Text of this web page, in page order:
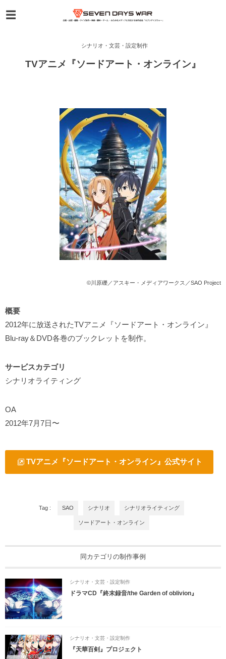
シナリオ・文芸・設定制作
TVアニメ『ソードアート・オンライン』
©川原礫／アスキー・メディアワークス／SAO Project
概要
2012年に放送されたTVアニメ『ソードアート・オンライン』
Blu-ray＆DVD各巻のブックレットを制作。
サービスカテゴリ
シナリオライティング
OA
2012年7月7日〜
TVアニメ『ソードアート・オンライン』公式サイト
Tag : SAO シナリオ シナリオライティング
ソードアート・オンライン
同カテゴリの制作事例
シナリオ・文芸・設定制作
ドラマCD『終末録音/the Garden of oblivion』
シナリオ・文芸・設定制作
『天華百剣』プロジェクト